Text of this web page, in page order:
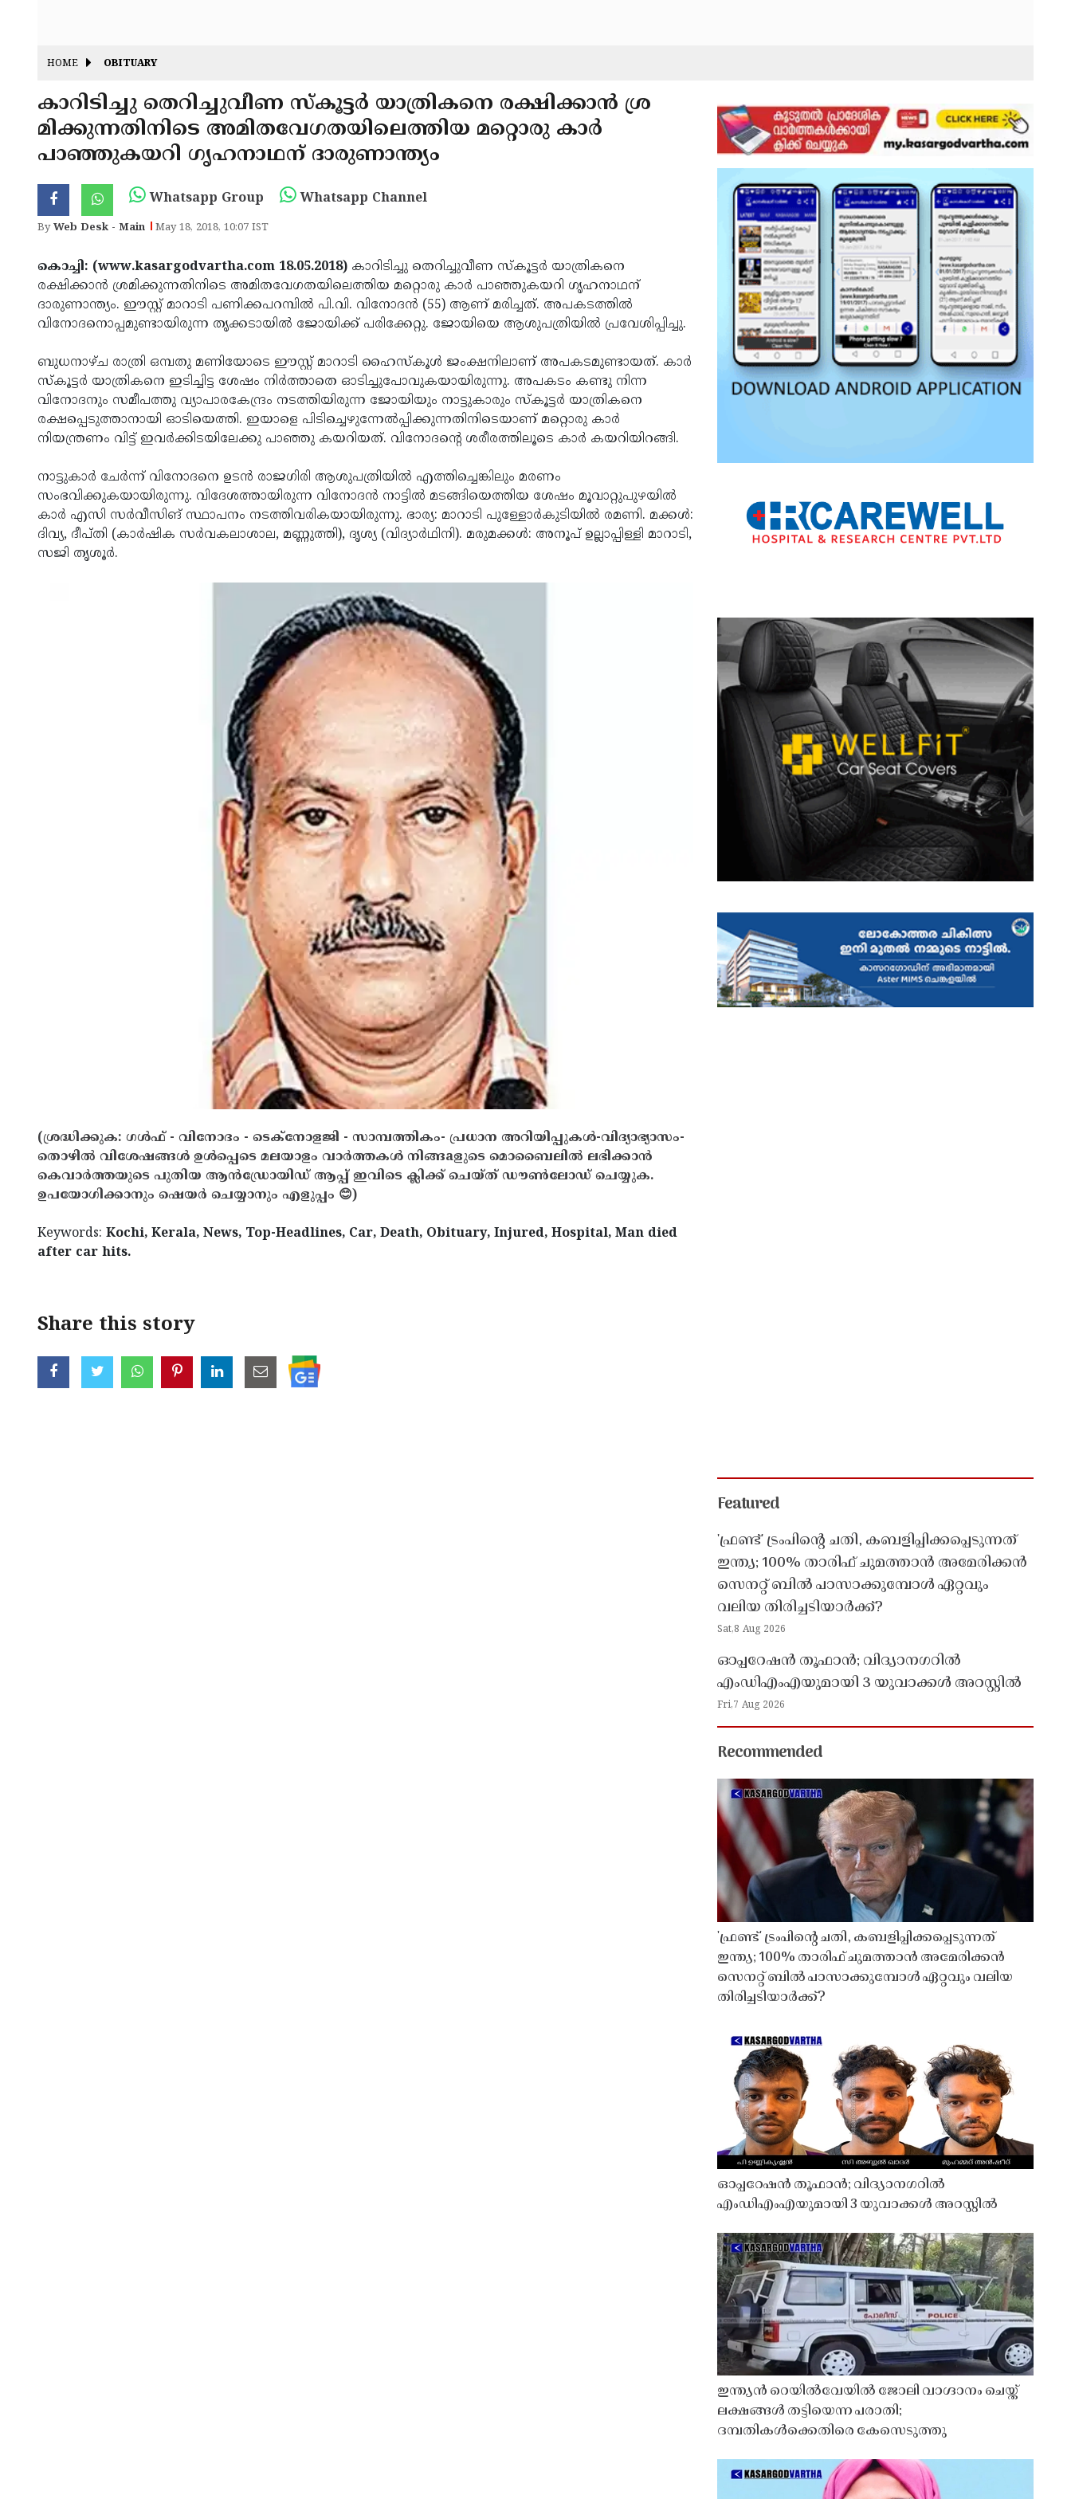
HOME OBITUARY
കാറിടിച്ചു തെറിച്ചുവീണ സ്‌കൂട്ടര്‍ യാത്രികനെ രക്ഷിക്കാന്‍ ശ്ര
മിക്കുന്നതിനിടെ അമിതവേഗതയിലെത്തിയ മറ്റൊരു കാര്‍
പാഞ്ഞുകയറി ഗൃഹനാഥന് ദാരുണാന്ത്യം
Whatsapp Group Whatsapp Channel
ByWeb Desk - Main May 18, 2018, 10:07 IST
കൊച്ചി: (www.kasargodvartha.com 18.05.2018) കാറിടിച്ചു തെറിച്ചുവീണ സ്‌കൂട്ടര്‍ യാത്രികനെ
രക്ഷിക്കാന്‍ ശ്രമിക്കുന്നതിനിടെ അമിതവേഗതയിലെത്തിയ മറ്റൊരു കാര്‍ പാഞ്ഞുകയറി ഗൃഹനാഥന്
ദാരുണാന്ത്യം. ഈസ്റ്റ് മാറാടി പണിക്കപറമ്പില്‍ പി.വി. വിനോദന്‍ (55) ആണ് മരിച്ചത്. അപകടത്തില്‍
വിനോദനൊപ്പമുണ്ടായിരുന്ന തൃക്കടായില്‍ ജോയിക്ക് പരിക്കേറ്റു. ജോയിയെ ആശുപത്രിയില്‍ പ്രവേശിപ്പിച്ചു.
ബുധനാഴ്ച രാത്രി ഒമ്പതു മണിയോടെ ഈസ്റ്റ് മാറാടി ഹൈസ്‌കൂള്‍ ജംക്ഷനിലാണ് അപകടമുണ്ടായത്. കാര്‍
സ്‌കൂട്ടര്‍ യാത്രികനെ ഇടിച്ചിട്ട ശേഷം നിര്‍ത്താതെ ഓടിച്ചുപോവുകയായിരുന്നു. അപകടം കണ്ടു നിന്ന
വിനോദനും സമീപത്തു വ്യാപാരകേന്ദ്രം നടത്തിയിരുന്ന ജോയിയും നാട്ടുകാരും സ്‌കൂട്ടര്‍ യാത്രികനെ
രക്ഷപ്പെടുത്താനായി ഓടിയെത്തി. ഇയാളെ പിടിച്ചെഴുന്നേല്‍പ്പിക്കുന്നതിനിടെയാണ് മറ്റൊരു കാര്‍
നിയന്ത്രണം വിട്ട് ഇവര്‍ക്കിടയിലേക്കു പാഞ്ഞു കയറിയത്. വിനോദന്റെ ശരീരത്തിലൂടെ കാര്‍ കയറിയിറങ്ങി.
നാട്ടുകാര്‍ ചേര്‍ന്ന് വിനോദനെ ഉടന്‍ രാജഗിരി ആശുപത്രിയില്‍ എത്തിച്ചെങ്കിലും മരണം
സംഭവിക്കുകയായിരുന്നു. വിദേശത്തായിരുന്ന വിനോദന്‍ നാട്ടില്‍ മടങ്ങിയെത്തിയ ശേഷം മൂവാറ്റുപുഴയില്‍
കാര്‍ എസി സര്‍വീസിങ് സ്ഥാപനം നടത്തിവരികയായിരുന്നു. ഭാര്യ: മാറാടി പുള്ളോര്‍കുടിയില്‍ രമണി. മക്കള്‍:
ദിവ്യ, ദീപ്തി (കാര്‍ഷിക സര്‍വകലാശാല, മണ്ണുത്തി), ദൃശ്യ (വിദ്യാര്‍ഥിനി). മരുമക്കള്‍: അനൂപ് ഉല്ലാപ്പിള്ളി മാറാടി,
സജി തൃശൂര്‍.
(ശ്രദ്ധിക്കുക: ഗൾഫ് - വിനോദം - ടെക്നോളജി - സാമ്പത്തികം- പ്രധാന അറിയിപ്പുകൾ-വിദ്യാഭ്യാസം-
തൊഴിൽ വിശേഷങ്ങൾ ഉൾപ്പെടെ മലയാളം വാർത്തകൾ നിങ്ങaളുടെ മൊബൈലിൽ ലഭിക്കാൻ
കെവാർത്തയുടെ പുതിയ ആൻഡ്രോയിഡ് ആപ്പ് ഇവിടെ ക്ലിക്ക് ചെയ്ത് ഡൗൺലോഡ് ചെയ്യുക.
ഉപയോഗിക്കാനും ഷെയർ ചെയ്യാനും എളുപ്പം 😊)
Keywords: Kochi, Kerala, News, Top-Headlines, Car, Death, Obituary, Injured, Hospital, Man died
after car hits.
Share this story
Featured
'ഫ്രണ്ട്' ട്രംപിന്റെ ചതി, കബളിപ്പിക്കപ്പെടുന്നത്
ഇന്ത്യ; 100% താരിഫ് ചുമത്താൻ അമേരിക്കൻ
സെനറ്റ് ബിൽ പാസാക്കുമ്പോൾ ഏറ്റവും
വലിയ തിരിച്ചടിയാർക്ക്?
Sat,8 Aug 2026
ഓപ്പറേഷൻ തൂഫാൻ; വിദ്യാനഗറിൽ
എംഡിഎംഎയുമായി 3 യുവാക്കൾ അറസ്റ്റിൽ
Fri,7 Aug 2026
Recommended
'ഫ്രണ്ട്' ട്രംപിന്റെ ചതി, കബളിപ്പിക്കപ്പെടുന്നത്
ഇന്ത്യ; 100% താരിഫ് ചുമത്താൻ അമേരിക്കൻ
സെനറ്റ് ബിൽ പാസാക്കുമ്പോൾ ഏറ്റവും വലിയ
തിരിച്ചടിയാർക്ക്?
ഓപ്പറേഷൻ തൂഫാൻ; വിദ്യാനഗറിൽ
എംഡിഎംഎയുമായി 3 യുവാക്കൾ അറസ്റ്റിൽ
ഇന്ത്യൻ റെയിൽവേയിൽ ജോലി വാഗ്ദാനം ചെയ്ത്
ലക്ഷങ്ങൾ തട്ടിയെന്ന പരാതി;
ദമ്പതികൾക്കെതിരെ കേസെടുത്തു